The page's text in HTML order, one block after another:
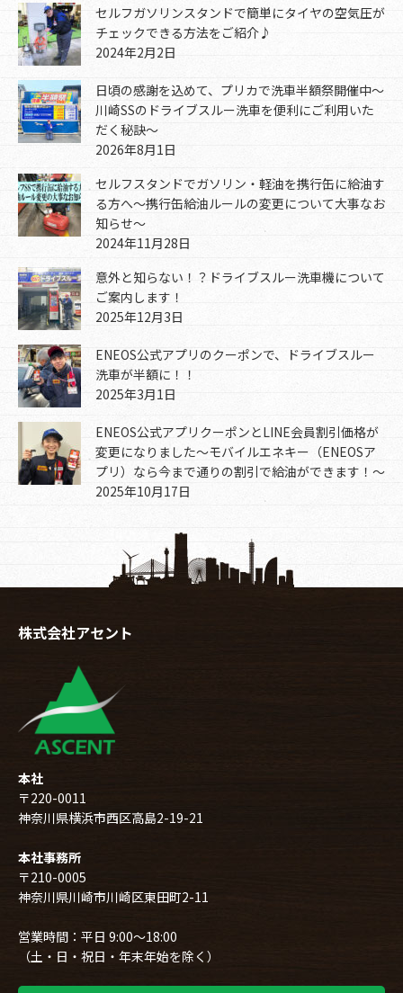
セルフガソリンスタンドで簡単にタイヤの空気圧が
チェックできる方法をご紹介♪
2024年2月2日
日頃の感謝を込めて、プリカで洗車半額祭開催中～
川崎SSのドライブスルー洗車を便利にご利用いた
だく秘訣～
2026年8月1日
セルフスタンドでガソリン・軽油を携行缶に給油す
る方へ～携行缶給油ルールの変更について大事なお
知らせ～
2024年11月28日
意外と知らない！？ドライブスルー洗車機について
ご案内します！
2025年12月3日
ENEOS公式アプリのクーポンで、ドライブスルー
洗車が半額に！！
2025年3月1日
ENEOS公式アプリクーポンとLINE会員割引価格が
変更になりました～モバイルエネキー（ENEOSア
プリ）なら今まで通りの割引で給油ができます！～
2025年10月17日
株式会社アセント
本社
〒220-0011
神奈川県横浜市西区高島2-19-21
本社事務所
〒210-0005
神奈川県川崎市川崎区東田町2-11
営業時間：平日 9:00～18:00
（土・日・祝日・年末年始を除く）